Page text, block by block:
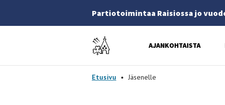
Partiotoimintaa Raisiossa jo
Etusivulle
AJANKOHTAISTA
Etusivu • Jäsenelle